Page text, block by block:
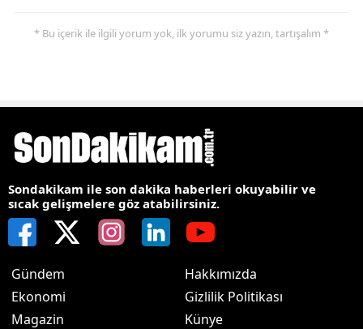
* Bu içerik ile ilgili yorum yok, ilk yorumu siz yazın, tartışalım *
Sondakikam ile son dakika haberleri okuyabilir ve
sıcak gelişmelere göz atabilirsiniz.
Gündem
Ekonomi
Magazin
Hakkımızda
Gizlilik Politikası
Künye